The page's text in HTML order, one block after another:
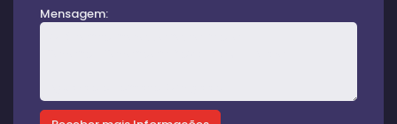
Mensagem: